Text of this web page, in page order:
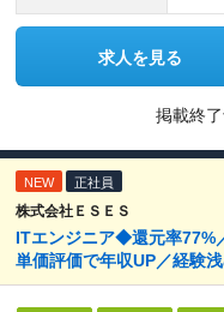
求人を見る
掲載終
NEW 正社員
株式会社ＥＳＥＳ
ITエンジニア◆還元率77%
単価評価で年収UP／経験